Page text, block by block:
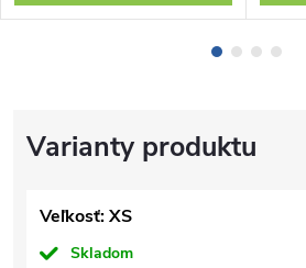
Veľkosť: XS
Skladom